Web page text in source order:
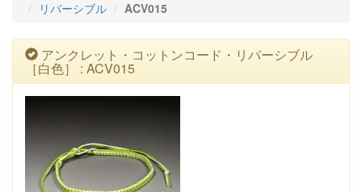
リバーシブル
ACV015
アンクレット・コットンコード・リバーシブル
［白色］ : ACV015